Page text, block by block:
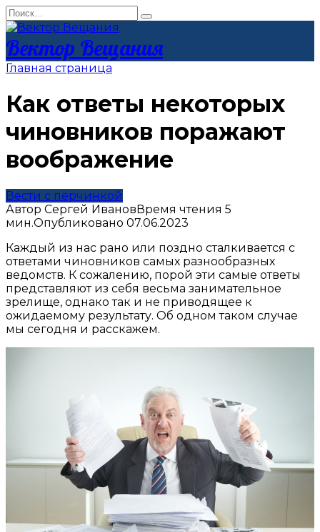
Перейти
к
контенту
Search
for:
Вектор Вещания
Главная страница
Как ответы некоторых
чиновников поражают
воображение
Вести с перчинкой
Автор Сергей ИвановВремя чтения 5
мин.Опубликовано 07.06.2023
Каждый из нас рано или поздно сталкивается с
ответами чиновников самых разнообразных
ведомств. К сожалению, порой эти самые ответы
представляют из себя весьма занимательное
зрелище, однако так и не приводящее к
ожидаемому результату. Об одном таком случае
мы сегодня и расскажем.